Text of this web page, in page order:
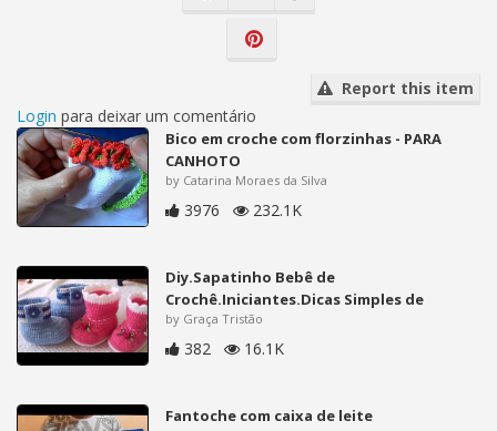
Report this item
Login para deixar um comentário
Bico em croche com florzinhas - PARA
CANHOTO
by Catarina Moraes da Silva
3976 232.1K
Diy.Sapatinho Bebê de
Crochê.Iniciantes.Dicas Simples de
by Graça Tristão
382 16.1K
Fantoche com caixa de leite